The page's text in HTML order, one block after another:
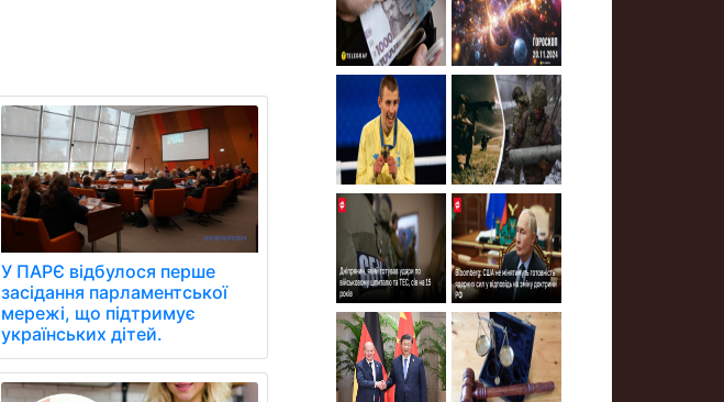
У ПАРЄ відбулося перше
засідання парламентської
мережі, що підтримує
українських дітей.